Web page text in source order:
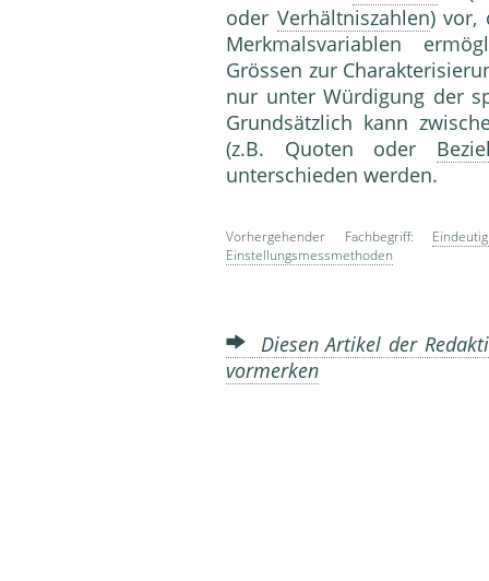
oder Verhältniszahlen) vor,
Merkmalsvariablen
Grössen zur
nur unter Würdigung der
Grundsätzlich kann
(z.B. Quoten oder
Vorhergehender Fachbegriff:
Einstellungsmessmethoden
Diesen Artikel der
vormerken